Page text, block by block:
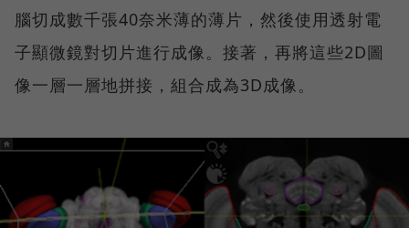
腦切成數千張40奈米薄的薄片，然後使用透射電
子顯微鏡對切片進行成像。接著，再將這些2D圖
像一層一層地拼接，組合成為3D成像。